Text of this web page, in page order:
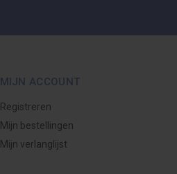
MIJN ACCOUNT
Registreren
Mijn bestellingen
Mijn verlanglijst